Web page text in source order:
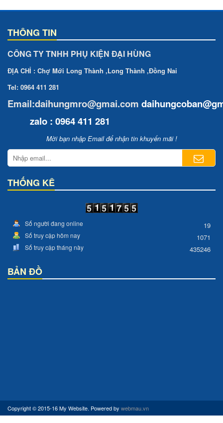
THÔNG TIN
CÔNG TY TNHH PHỤ KIỆN ĐẠI HÙNG
ĐỊA CHỈ : Chợ Mới Long Thành ,Long Thành ,Đồng Nai
Tel: 0964 411 281
Email:daihungmro@gmai.com daihungcoban
zalo : 0964 411 281
Mời bạn nhập Email để nhận tin khuyến mãi !
THỐNG KÊ
Số người đang online 19
Số truy cập hôm nay 1071
Số truy cập tháng này 435246
BẢN ĐỒ
Copyright © 2015-16 My Website. Powered by webmau.vn